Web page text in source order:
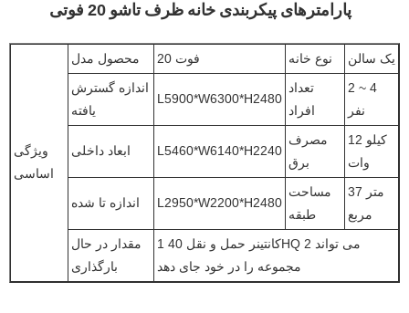
پارامترهای پیکربندی خانه ظرف تاشو 20 فوتی
ویژگی
اساسی
محصول مدل 20 فوت نوع خانه
یک سالن
اندازه گسترش
یافته
L5900*W6300*H2480
تعداد
افراد
2 ~ 4
نفر
ابعاد داخلی L5460*W6140*H2240
مصرف
برق
12 کیلو
وات
اندازه تا شده L2950*W2200*H2480
مساحت
طبقه
37 متر
مربع
مقدار در حال
بارگذاری
1 کانتینر حمل و نقل 40HQ می تواند 2
مجموعه را در خود جای دهد